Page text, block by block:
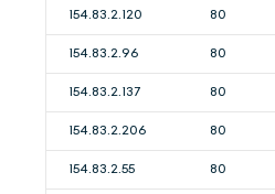
154.83.2.120 80
154.83.2.96 80
154.83.2.137 80
154.83.2.206 80
154.83.2.55 80